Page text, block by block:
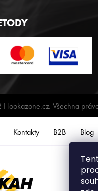
Hookazone.cz. Všechna
Kontakty B2B Blog